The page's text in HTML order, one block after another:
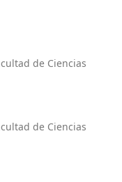
de Ciencias
de Ciencias